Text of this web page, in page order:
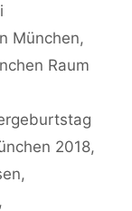
München,
Raum
2018,
,
,